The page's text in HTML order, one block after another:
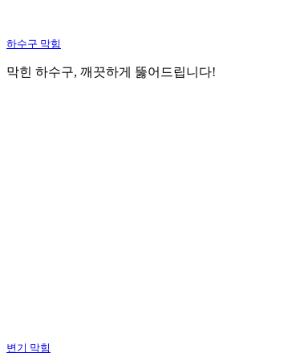
하수구 막힘
막힌 하수구, 깨끗하게 뚫어드립니다!
변기 막힘